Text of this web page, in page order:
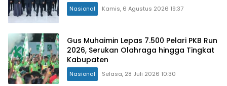
Nasional Kamis, 6 Agustus 2026 19:37
Gus Muhaimin Lepas 7.500 Pelari PKB Run
2026, Serukan Olahraga hingga Tingkat
Kabupaten
Nasional Selasa, 28 Juli 2026 10:30